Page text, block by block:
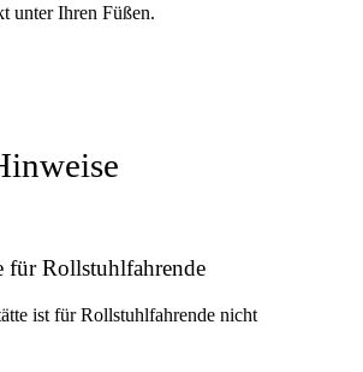
unter Ihren Füßen.
für Rollstuhlfahrende
ist für Rollstuhlfahrende nicht